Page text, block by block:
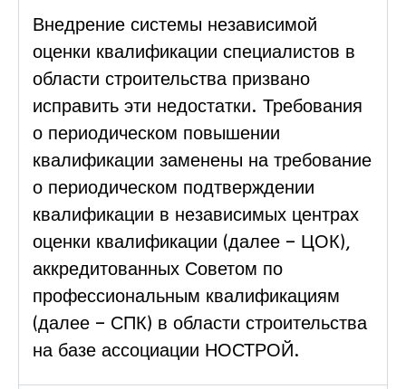
Внедрение системы независимой
оценки квалификации специалистов в
области строительства призвано
исправить эти недостатки. Требования
о периодическом повышении
квалификации заменены на требование
о периодическом подтверждении
квалификации в независимых центрах
оценки квалификации (далее – ЦОК),
аккредитованных Советом по
профессиональным квалификациям
(далее – СПК) в области строительства
на базе ассоциации НОСТРОЙ.